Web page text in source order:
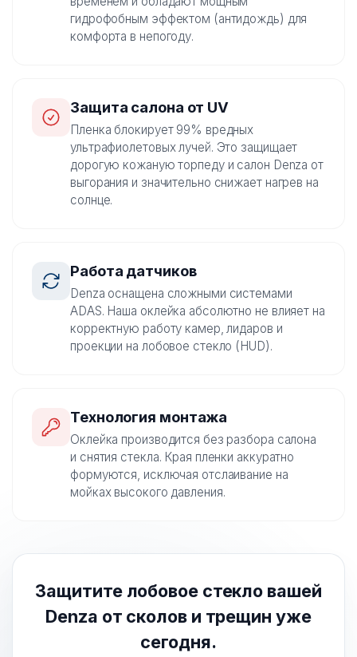
гидрофобным эффектом (антидождь) для
комфорта в непогоду.
Защита салона от UV
Пленка блокирует 99% вредных
ультрафиолетовых лучей. Это защищает
дорогую кожаную торпеду и салон Denza от
выгорания и значительно снижает нагрев на
солнце.
Работа датчиков
Denza оснащена сложными системами
ADAS. Наша оклейка абсолютно не влияет на
корректную работу камер, лидаров и
проекции на лобовое стекло (HUD).
Технология монтажа
Оклейка производится без разбора салона
и снятия стекла. Края пленки аккуратно
формуются, исключая отслаивание на
мойках высокого давления.
Защитите лобовое стекло вашей
Denza от сколов и трещин уже
сегодня.